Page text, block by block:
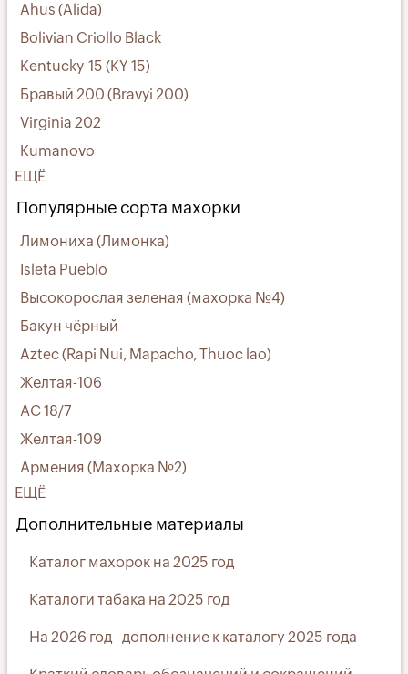
Ahus (Alida)
Bolivian Criollo Black
Kentucky-15 (KY-15)
Бравый 200 (Bravyi 200)
Virginia 202
Kumanovo
ЕЩЁ
Популярные сорта махорки
Лимониха (Лимонка)
Isleta Pueblo
Высокорослая зеленая (махорка №4)
Бакун чёрный
Aztec (Rapi Nui, Mapacho, Thuoc lao)
Желтая-106
АС 18/7
Желтая-109
Армения (Махорка №2)
ЕЩЁ
Дополнительные материалы
Каталог махорок на 2025 год
Каталоги табака на 2025 год
На 2026 год - дополнение к каталогу 2025 года